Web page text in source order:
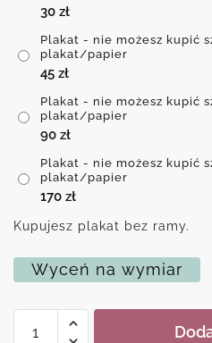
30 zł
Plakat - nie możesz kupić
plakat/papier
45 zł
Plakat - nie możesz kupić
plakat/papier
90 zł
Plakat - nie możesz kupić
plakat/papier
170 zł
Kupujesz plakat bez ramy.
Wyceń na wymiar
ilość
Plakat